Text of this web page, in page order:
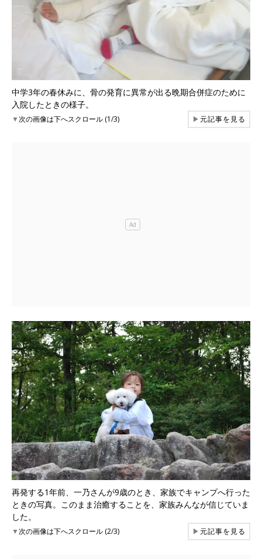
中学3年の春休みに、骨の発育に異常が出る晩期合併症のために
入院したときの様子。
▼次の画像は下へスクロール (1/3) ▶元記事を見る
再発する1年前、一乃さんが9歳のとき、家族でキャンプへ行った
ときの写真。このまま治癒することを、家族みんなが信じていま
した。
▼次の画像は下へスクロール (2/3) ▶元記事を見る